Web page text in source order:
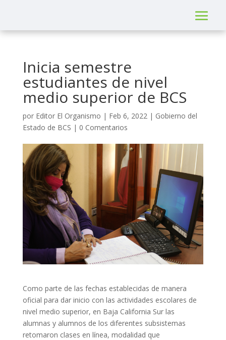
Inicia semestre
estudiantes de nivel
medio superior de BCS
por Editor El Organismo | Feb 6, 2022| Gobierno del
Estado de BCS | 0 Comentarios
Como parte de las fechas establecidas de manera
oficial para dar inicio con las actividades escolares de
nivel medio superior, en Baja California Sur las
alumnas y alumnos de los diferentes subsistemas
retomaron clases en línea, modalidad que